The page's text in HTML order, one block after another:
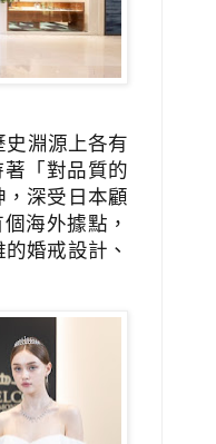
史淵源上各有
「對品質的
深受日本顧
海外據點，
婚戒設計、